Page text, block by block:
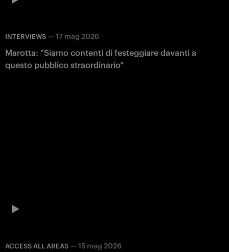
INTERVIEWS — 17 mag 2026
Marotta: "Siamo contenti di festeggiare davanti a
questo pubblico straordinario"
ACCESS ALL AREAS — 15 mag 2026